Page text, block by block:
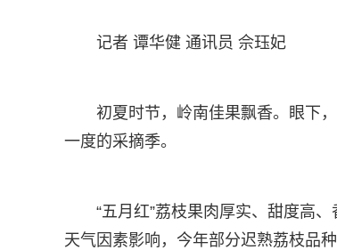
记者 谭华健 通讯员 佘珏妃
初夏时节，岭南佳果飘香。眼下
一度的采摘季。
“五月红”荔枝果肉厚实、甜度高
天气因素影响，今年部分迟熟荔枝品